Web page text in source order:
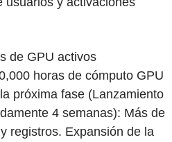
de GPU activos
horas de cómputo GPU
próxima fase (Lanzamiento
4 semanas): Más de
registros. Expansión de la